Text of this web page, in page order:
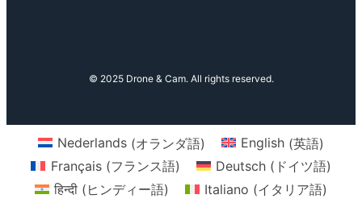
© 2025 Drone & Cam. All rights reserved.
Nederlands (オランダ語) English (英語)
Français(フランス語) Deutsch( ドイツ語)
हिन्दी ( ヒンディー語) Italiano (イタリア語)